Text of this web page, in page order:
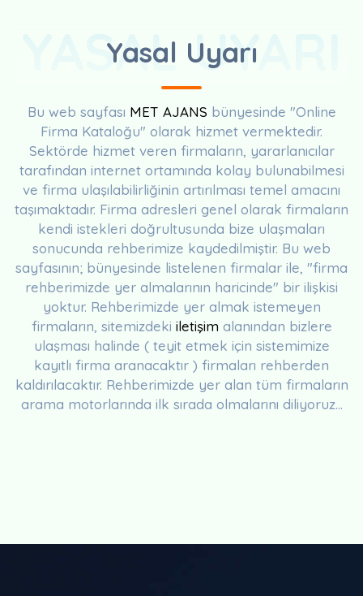
Yasal Uyarı
YASAL UYARI
Bu web sayfası MET AJANS bünyesinde "Online
Firma Kataloğu" olarak hizmet vermektedir.
Sektörde hizmet veren firmaların, yararlanıcılar
tarafından internet ortamında kolay bulunabilmesi
ve firma ulaşılabilirliğinin artırılması temel amacını
taşımaktadır. Firma adresleri genel olarak firmaların
kendi istekleri doğrultusunda bize ulaşmaları
sonucunda rehberimize kaydedilmiştir. Bu web
sayfasının; bünyesinde listelenen firmalar ile, "firma
rehberimizde yer almalarının haricinde" bir ilişkisi
yoktur. Rehberimizde yer almak istemeyen
firmaların, sitemizdeki iletişim alanından bizlere
ulaşması halinde ( teyit etmek için sistemimize
kayıtlı firma aranacaktır ) firmaları rehberden
kaldırılacaktır. Rehberimizde yer alan tüm firmaların
arama motorlarında ilk sırada olmalarını diliyoruz...